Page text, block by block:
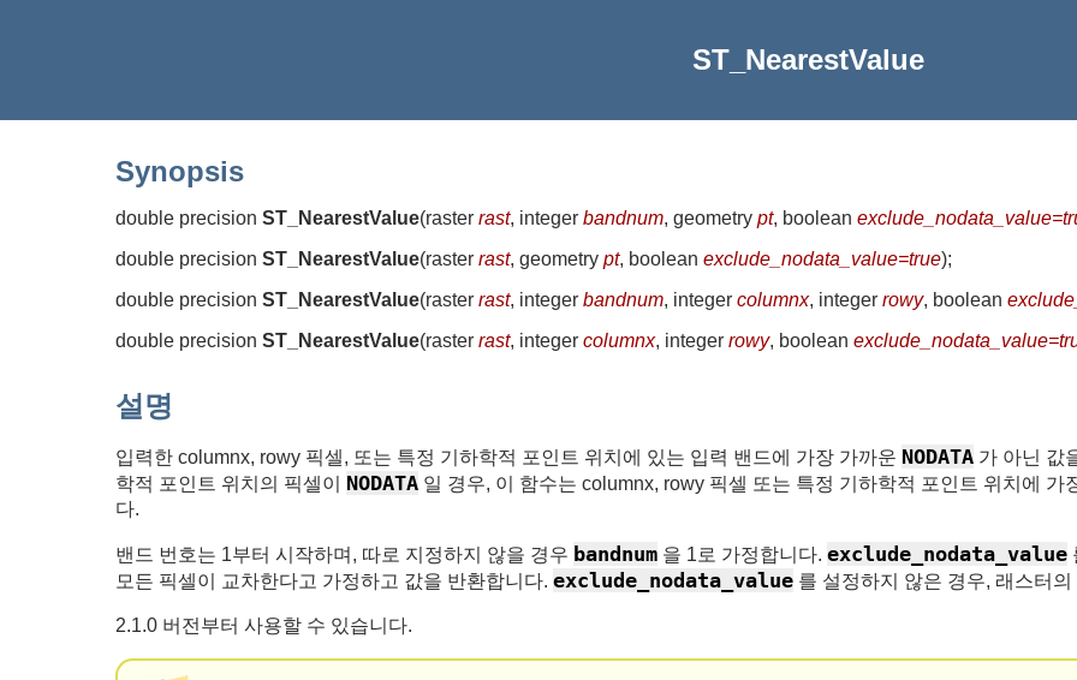
ST_NearestValue
Synopsis
double precision ST_NearestValue(raster rast, integer bandnum, geometry pt, boolean
double precision ST_NearestValue(raster rast, geometry pt, boolean exclude_nodata_value=true);
double precision ST_NearestValue(raster rast, integer bandnum, integer columnx, integer rowy, boolean
double precision ST_NearestValue(raster rast, integer columnx, integer rowy, boolean
설명
입력한 columnx, rowy 픽셀, 또는 특정 기하학적 포인트 위치에 있는 입력 밴드에 가장 가까운 NODATA 가 아닌 값
학적 포인트 위치의 픽셀이 NODATA 일 경우, 이 함수는 columnx, rowy 픽셀 또는 특정 기하학적 포인트 위치에 가
다.
밴드 번호는 1부터 시작하며, 따로 지정하지 않을 경우 bandnum 을 1로 가정합니다. exclude_nodata_value
모든 픽셀이 교차한다고 가정하고 값을 반환합니다. exclude_nodata_value 를 설정하지 않은 경우, 래스터
2.1.0 버전부터 사용할 수 있습니다.